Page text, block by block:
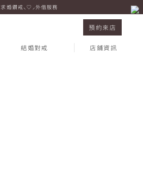
求婚鑽戒⸜♡⸝外借服務
預約來店
結婚對戒 店鋪資訊